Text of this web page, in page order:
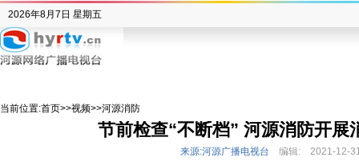
2026年8月7日 星期五
当前位置:首页>>视频>>河源消防
节前检查“不断档” 河源消防开展
来源:河源广播电视台 编辑: 2021-12-